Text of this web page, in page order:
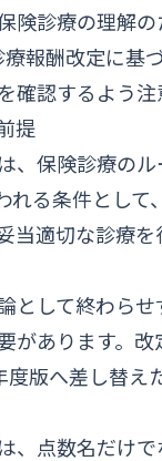
険診療の理解
報酬改定に基
認するよう注
提
、保険診療の
れる条件とし
当適切な診療
して終わらせ
があります。
版へ差し替え
、点数名だけ